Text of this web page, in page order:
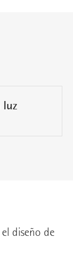
luz
diseño de